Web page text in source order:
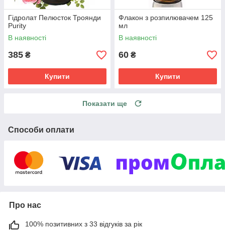
Гідролат Пелюсток Троянди
Purity
В наявності
385 ₴
Купити
Флакон з розпилювачем 125
мл
В наявності
60 ₴
Купити
Показати ще
Способи оплати
Про нас
100% позитивних з 33 відгуків за рік